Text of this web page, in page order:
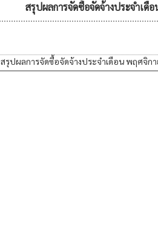
สรุปผลการจัดซื้อจัดจ้างประจำเ
สรุปผลการจัดซื้อจัดจ้างประจำเดือน พฤศจิ